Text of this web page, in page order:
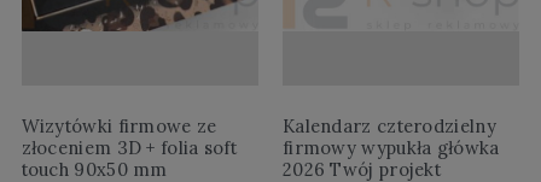
Wizytówki firmowe ze
złoceniem 3D + folia soft
touch 90x50 mm
Kalendarz czterodzielny
firmowy wypukła główka
2026 Twój projekt